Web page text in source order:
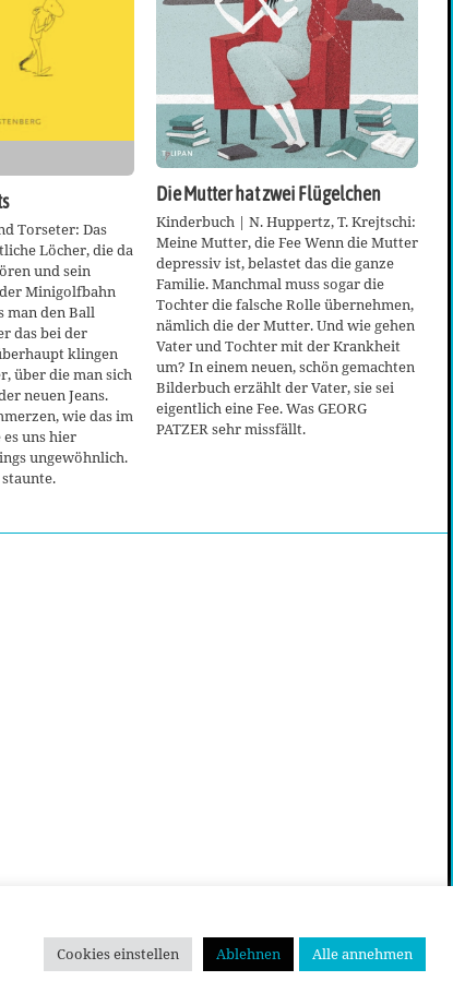
Torseter: Das
Löcher, die da
und sein
Minigolfbahn
man den Ball
das bei der
klingen
über die man sich
neuen Jeans.
wie das im
es uns hier
ungewöhnlich.
staunte.
Die Mutter hat zwei Flügelchen
Kinderbuch | N. Huppertz, T. Krejtschi:
Meine Mutter, die Fee Wenn die Mutter
depressiv ist, belastet das die ganze
Familie. Manchmal muss sogar die
Tochter die falsche Rolle übernehmen,
nämlich die der Mutter. Und wie gehen
Vater und Tochter mit der Krankheit
um? In einem neuen, schön gemachten
Bilderbuch erzählt der Vater, sie sei
eigentlich eine Fee. Was GEORG
PATZER sehr missfällt.
Cookies einstellen Ablehnen Alle annehmen